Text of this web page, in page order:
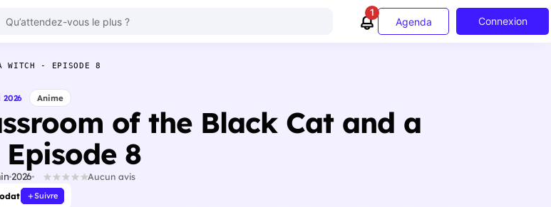
1
Agenda Connexion
WITCH - EPISODE 8
2026 Anime
of the Black Cat and a
8
2026 Aucun avis
Suivre